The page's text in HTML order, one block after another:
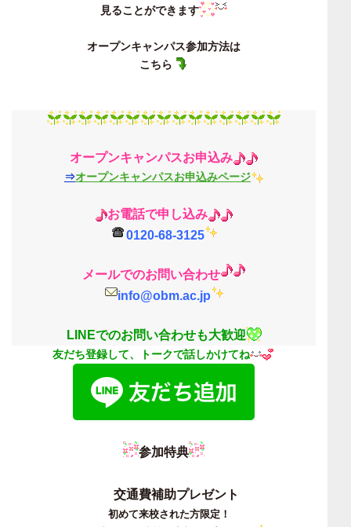
見ることができます
オープンキャンパス参加方法は
こちら
オープンキャンパスお申込み
⇒オープンキャンパスお申込みページ
お電話で申し込み
0120-68-3125
メールでのお問い合わせ
info@obm.ac.jp
LINEでのお問い合わせも大歓迎
友だち登録して、トークで話しかけてね
参加特典
交通費補助プレゼント
初めて来校された方限定！